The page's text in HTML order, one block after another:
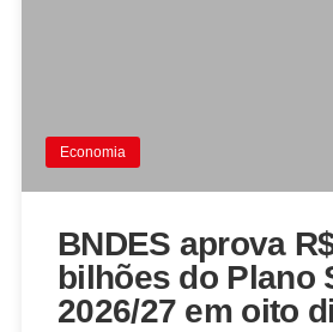
Economia
BNDES aprova
bilhões do Plano
2026/27 em oito